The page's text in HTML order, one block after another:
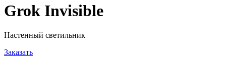
Grok Invisible
Настенный светильник
Заказать